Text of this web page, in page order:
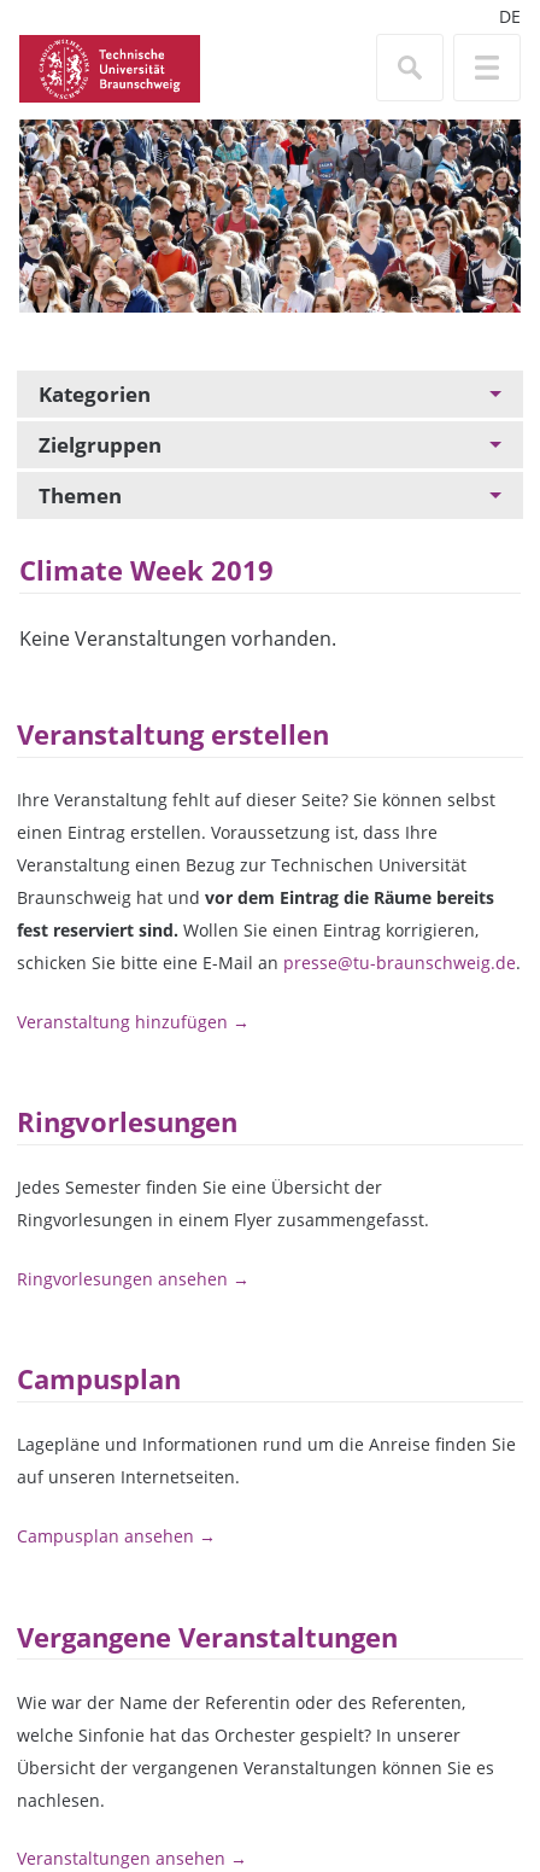
DE
Kategorien
Zielgruppen
Themen
Climate Week 2019
Keine Veranstaltungen vorhanden.
Veranstaltung erstellen
Ihre Veranstaltung fehlt auf dieser Seite? Sie können selbst
einen Eintrag erstellen. Voraussetzung ist, dass Ihre
Veranstaltung einen Bezug zur Technischen Universität
Braunschweig hat undvor dem Eintrag die Räume bereits
fest reserviert sind. Wollen Sie einen Eintrag korrigieren,
schicken Sie bitte eine E-Mail an presse@tu-braunschweig.de.
Veranstaltung hinzufügen →
Ringvorlesungen
Jedes Semester finden Sie eine Übersicht der
Ringvorlesungen in einem Flyer zusammengefasst.
Ringvorlesungen ansehen →
Campusplan
Lagepläne und Informationen rund um die Anreise finden Sie
auf unseren Internetseiten.
Campusplan ansehen →
Vergangene Veranstaltungen
Wie war der Name der Referentin oder des Referenten,
welche Sinfonie hat das Orchester gespielt? In unserer
Übersicht der vergangenen Veranstaltungen können Sie es
nachlesen.
Veranstaltungen ansehen →